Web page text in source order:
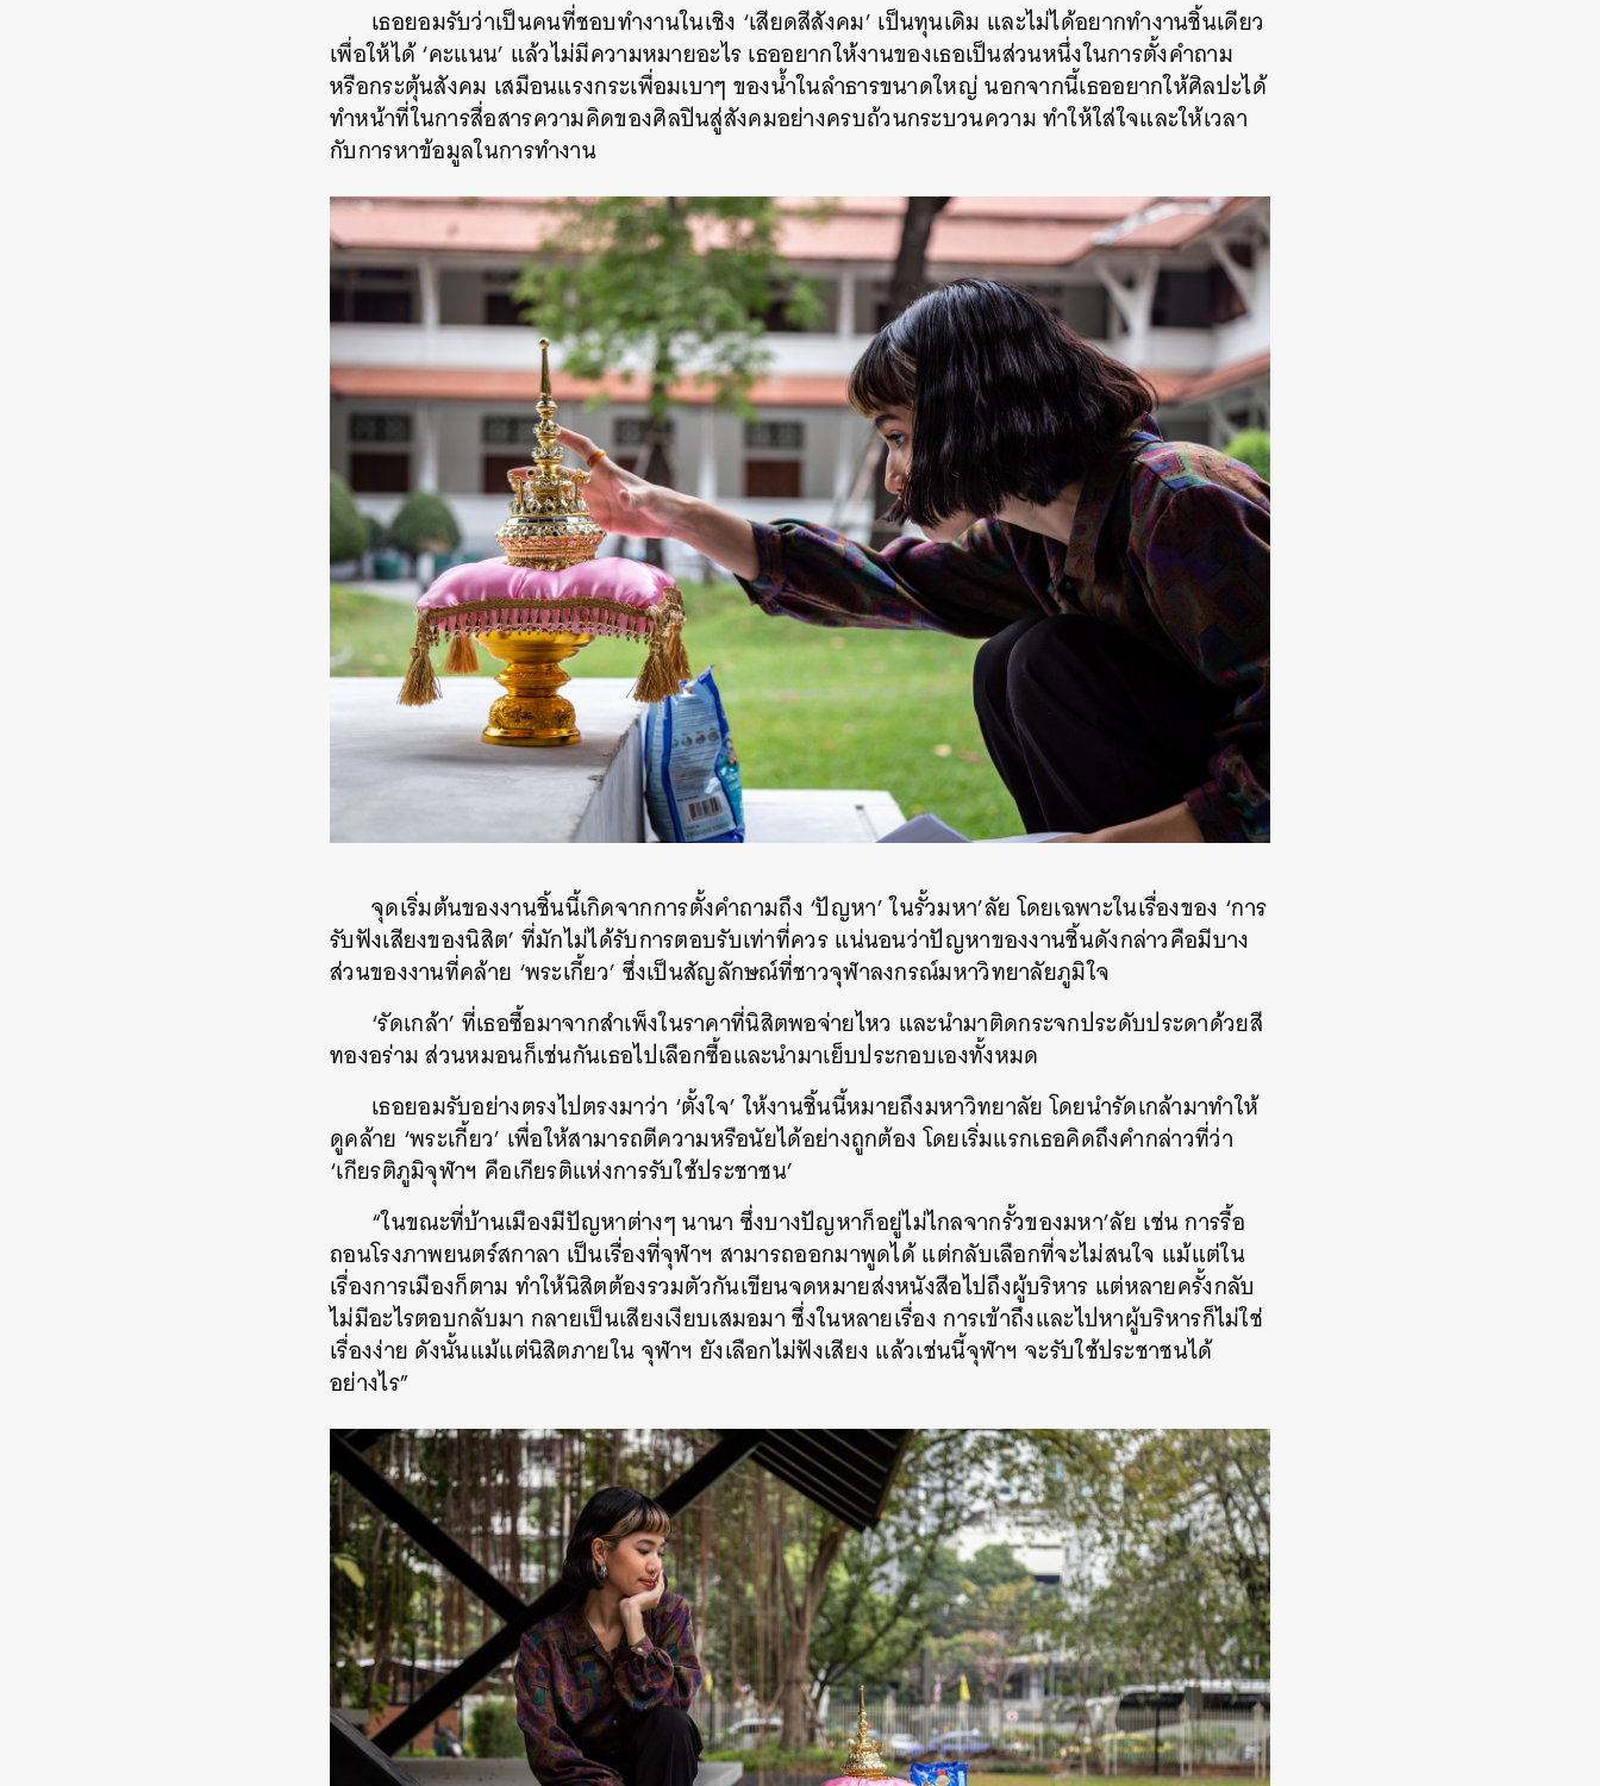
เธอยอมรับว่าเป็นคนที่ชอบทำงานในเชิง ‘เสียดสีสังคม’ เป็นทุนเดิม และไม่ได้อยากทำงานชิ้นเดียว
เพื่อให้ได้ ‘คะแนน’ แล้วไม่มีความหมายอะไร เธออยากให้งานของเธอเป็นส่วนหนึ่งในการตั้งคำถาม
หรือกระตุ้นสังคม เสมือนแรงกระเพื่อมเบาๆ ของน้ำในลำธารขนาดใหญ่ นอกจากนี้เธออยากให้ศิลปะได้
ทำหน้าที่ในการสื่อสารความคิดของศิลปินสู่สังคมอย่างครบถ้วนกระบวนความ ทำให้ใส่ใจและให้เวลา
กับการหาข้อมูลในการทำงาน
จุดเริ่มต้นของงานชิ้นนี้เกิดจากการตั้งคำถามถึง ‘ปัญหา’ ในรั้วมหา’ลัย โดยเฉพาะในเรื่องของ ‘การ
รับฟังเสียงของนิสิต’ ที่มักไม่ได้รับการตอบรับเท่าที่ควร แน่นอนว่าปัญหาของงานชิ้นดังกล่าวคือมีบาง
ส่วนของงานที่คล้าย ‘พระเกี้ยว’ ซึ่งเป็นสัญลักษณ์ที่ชาวจุฬาลงกรณ์มหาวิทยาลัยภูมิใจ
‘รัดเกล้า’ ที่เธอซื้อมาจากสำเพ็งในราคาที่นิสิตพอจ่ายไหว และนำมาติดกระจกประดับประดาด้วยสี
ทองอร่าม ส่วนหมอนก็เช่นกันเธอไปเลือกซื้อและนำมาเย็บประกอบเองทั้งหมด
เธอยอมรับอย่างตรงไปตรงมาว่า ‘ตั้งใจ’ ให้งานชิ้นนี้หมายถึงมหาวิทยาลัย โดยนำรัดเกล้ามาทำให้
ดูคล้าย ‘พระเกี้ยว’ เพื่อให้สามารถตีความหรือนัยได้อย่างถูกต้อง โดยเริ่มแรกเธอคิดถึงคำกล่าวที่ว่า
‘เกียรติภูมิจุฬาฯ คือเกียรติแห่งการรับใช้ประชาชน’
“ในขณะที่บ้านเมืองมีปัญหาต่างๆ นานา ซึ่งบางปัญหาก็อยู่ไม่ไกลจากรั้วของมหา’ลัย เช่น การรื้อ
ถอนโรงภาพยนตร์สกาลา เป็นเรื่องที่จุฬาฯ สามารถออกมาพูดได้ แต่กลับเลือกที่จะไม่สนใจ แม้แต่ใน
เรื่องการเมืองก็ตาม ทำให้นิสิตต้องรวมตัวกันเขียนจดหมายส่งหนังสือไปถึงผู้บริหาร แต่หลายครั้งกลับ
ไม่มีอะไรตอบกลับมา กลายเป็นเสียงเงียบเสมอมา ซึ่งในหลายเรื่อง การเข้าถึงและไปหาผู้บริหารก็ไม่ใช่
เรื่องง่าย ดังนั้นแม้แต่นิสิตภายใน จุฬาฯ ยังเลือกไม่ฟังเสียง แล้วเช่นนี้จุฬาฯ จะรับใช้ประชาชนได้
อย่างไร”
SHARE TWEET LINE EMAIL